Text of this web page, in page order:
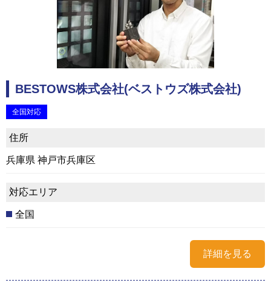
BESTOWS株式会社(ベストウズ株式会社)
全国対応
住所
兵庫県 神戸市兵庫区
対応エリア
全国
詳細を見る